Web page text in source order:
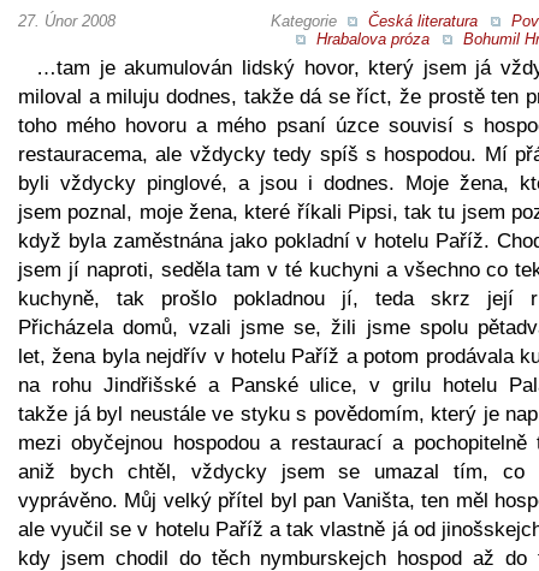
Kategorie Česká literatura
Hrabalova próza
Bohumil
27. Únor 2008
…tam je akumulován lidský hovor, který jsem já
miloval a miluju dodnes, takže dá se říct, že prostě ten
toho mého hovoru a mého psaní úzce souvisí s
restauracema, ale vždycky tedy spíš s hospodou. Mí
byli vždycky pinglové, a jsou i dodnes. Moje žena,
jsem poznal, moje žena, které říkali Pipsi, tak tu jsem
když byla zaměstnána jako pokladní v hotelu Paříž.
jsem jí naproti, seděla tam v té kuchyni a všechno co
kuchyně, tak prošlo pokladnou jí, teda skrz její
Přicházela domů, vzali jsme se, žili jsme spolu
let, žena byla nejdřív v hotelu Paříž a potom prodávala
na rohu Jindřišské a Panské ulice, v grilu hotelu
takže já byl neustále ve styku s povědomím, který je
mezi obyčejnou hospodou a restaurací a pochopitelně
aniž bych chtěl, vždycky jsem se umazal tím, co
vyprávěno. Můj velký přítel byl pan Vaništa, ten měl
ale vyučil se v hotelu Paříž a tak vlastně já od
kdy jsem chodil do těch nymburskejch hospod až do